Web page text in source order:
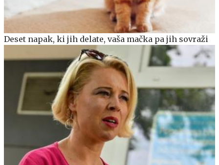
Deset napak, ki jih delate, vaša mačka pa jih sovraži